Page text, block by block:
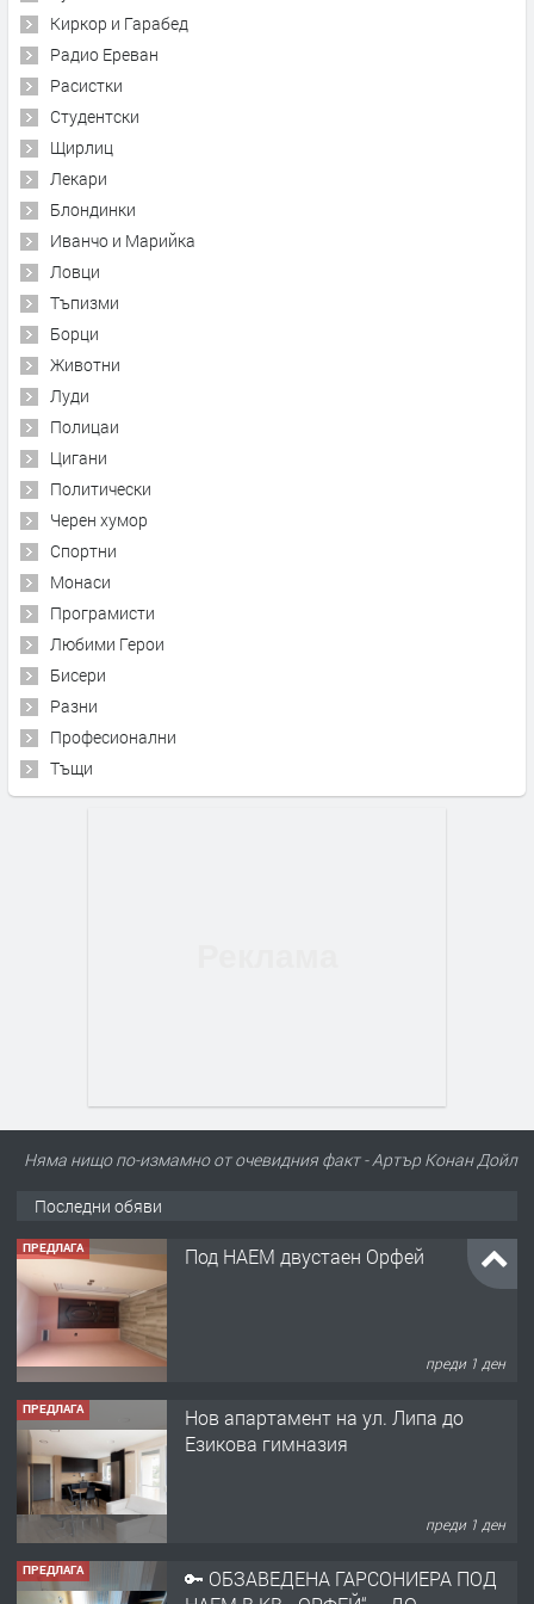
Киркор и Гарабед
Радио Ереван
Расистки
Студентски
Щирлиц
Лекари
Блондинки
Иванчо и Марийка
Ловци
Тъпизми
Борци
Животни
Луди
Полицаи
Цигани
Политически
Черен хумор
Спортни
Монаси
Програмисти
Любими Герои
Бисери
Разни
Професионални
Тъщи
Няма нищо по-измамно от очевидния факт - Артър Конан Дойл
Последни обяви
ПРЕДЛАГА Под НАЕМ двустаен Орфей
преди 1 ден
ПРЕДЛАГА
Нов апартамент на ул. Липа до
Езикова гимназия
преди 1 ден
ПРЕДЛАГА
🔑 ОБЗАВЕДЕНА ГАРСОНИЕРА ПОД